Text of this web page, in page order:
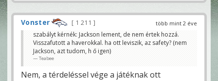
több mint 2 éve
Vonster
1 211
szabályt kérnék: Jackson lement, de nem értek hozzá.
Visszafutott a haverokkal. ha ott leviszik, az safety? (nem
Jackson, azt tudom, h ő igen)
Teabee
Nem, a térdeléssel vége a játéknak ott